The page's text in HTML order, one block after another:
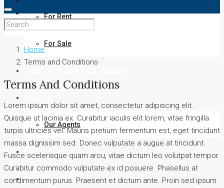
For Rent
For Sale
Our Agents
Blog
Home
Terms and Conditions
Terms And Conditions
Lorem ipsum dolor sit amet, consectetur adipiscing elit.
Quisque ut lacinia ex. Curabitur iaculis elit lorem, vitae fringilla
turpis ultricies vel. Mauris pretium fermentum est, eget tincidunt
massa dignissim sed. Donec vulputate a augue at tincidunt.
Fusce scelerisque quam arcu, vitae dictum leo volutpat tempor.
Curabitur commodo vulputate ex id posuere. Phasellus at
condimentum purus. Praesent et dictum ante. Proin sed ipsum